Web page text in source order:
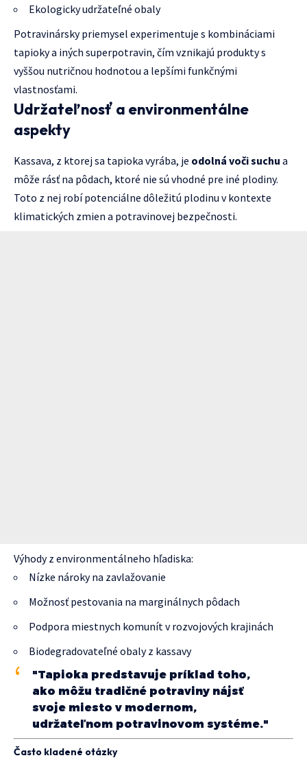
Ekologicky udržateľné obaly
Potravinársky priemysel experimentuje s kombináciami
tapioky a iných superpotravin, čím vznikajú produkty s
vyššou nutričnou hodnotou a lepšími funkčnými
vlastnosťami.
Udržateľnosť a environmentálne
aspekty
Kassava, z ktorej sa tapioka vyrába, je odolná voči suchu a
môže rásť na pôdach, ktoré nie sú vhodné pre iné plodiny.
Toto z nej robí potenciálne dôležitú plodinu v kontexte
klimatických zmien a potravinovej bezpečnosti.
Výhody z environmentálneho hľadiska:
Nízke nároky na zavlažovanie
Možnosť pestovania na marginálnych pôdach
Podpora miestnych komunít v rozvojových krajinách
Biodegradovateľné obaly z kassavy
"Tapioka predstavuje príklad toho,
ako môžu tradičné potraviny nájsť
svoje miesto v modernom,
udržateľnom potravinovom systéme."
Často kladené otázky